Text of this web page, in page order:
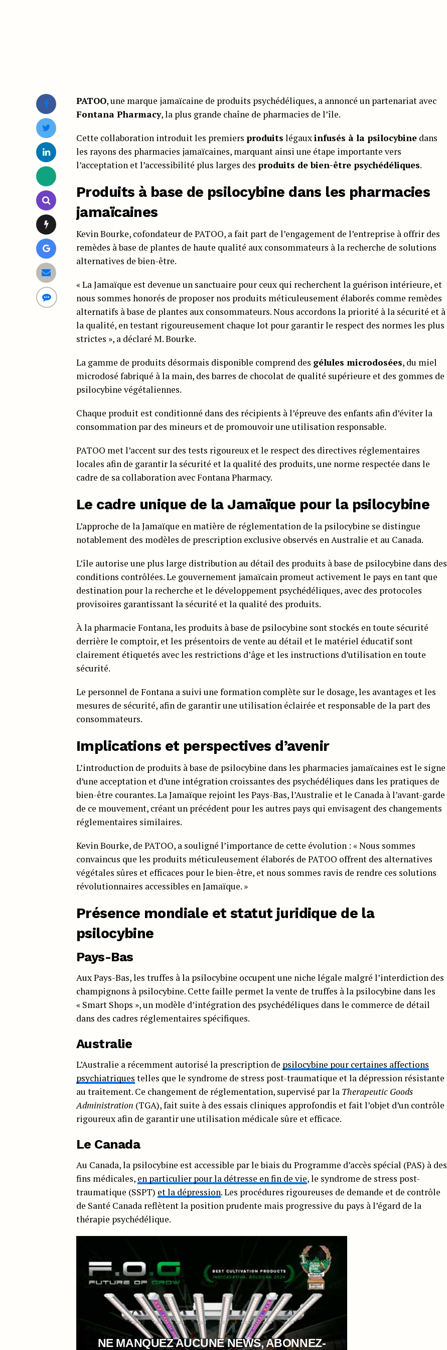
PATOO, une marque jamaïcaine de produits psychédéliques, a annoncé un partenariat avec
Fontana Pharmacy, la plus grande chaîne de pharmacies de l’île.
Cette collaboration introduit les premiers produits légauxinfusés à la psilocybine dans
les rayons des pharmacies jamaïcaines, marquant ainsi une étape importante vers
l’acceptation et l’accessibilité plus larges des produits de bien-être psychédéliques.
Produits à base de psilocybine dans les pharmacies
jamaïcaines
Kevin Bourke, cofondateur de PATOO, a fait part de l’engagement de l’entreprise à offrir des
remèdes à base de plantes de haute qualité aux consommateurs à la recherche de solutions
alternatives de bien-être.
« La Jamaïque est devenue un sanctuaire pour ceux qui recherchent la guérison intérieure, et
nous sommes honorés de proposer nos produits méticuleusement élaborés comme remèdes
alternatifs à base de plantes aux consommateurs. Nous accordons la priorité à la sécurité et à
la qualité, en testant rigoureusement chaque lot pour garantir le respect des normes les plus
strictes », a déclaré M. Bourke.
La gamme de produits désormais disponible comprend des gélules microdosées, du miel
microdosé fabriqué à la main, des barres de chocolat de qualité supérieure et des gommes de
psilocybine végétaliennes.
Chaque produit est conditionné dans des récipients à l’épreuve des enfants afin d’éviter la
consommation par des mineurs et de promouvoir une utilisation responsable.
PATOO met l’accent sur des tests rigoureux et le respect des directives réglementaires
locales afin de garantir la sécurité et la qualité des produits, une norme respectée dans le
cadre de sa collaboration avec Fontana Pharmacy.
Le cadre unique de la Jamaïque pour la psilocybine
L’approche de la Jamaïque en matière de réglementation de la psilocybine se distingue
notablement des modèles de prescription exclusive observés en Australie et au Canada.
L’île autorise une plus large distribution au détail des produits à base de psilocybine dans des
conditions contrôlées. Le gouvernement jamaïcain promeut activement le pays en tant que
destination pour la recherche et le développement psychédéliques, avec des protocoles
provisoires garantissant la sécurité et la qualité des produits.
À la pharmacie Fontana, les produits à base de psilocybine sont stockés en toute sécurité
derrière le comptoir, et les présentoirs de vente au détail et le matériel éducatif sont
clairement étiquetés avec les restrictions d’âge et les instructions d’utilisation en toute
sécurité.
Le personnel de Fontana a suivi une formation complète sur le dosage, les avantages et les
mesures de sécurité, afin de garantir une utilisation éclairée et responsable de la part des
consommateurs.
Implications et perspectives d’avenir
L’introduction de produits à base de psilocybine dans les pharmacies jamaïcaines est le signe
d’une acceptation et d’une intégration croissantes des psychédéliques dans les pratiques de
bien-être courantes. La Jamaïque rejoint les Pays-Bas, l’Australie et le Canada à l’avant-garde
de ce mouvement, créant un précédent pour les autres pays qui envisagent des changements
réglementaires similaires.
Kevin Bourke, de PATOO, a souligné l’importance de cette évolution : « Nous sommes
convaincus que les produits méticuleusement élaborés de PATOO offrent des alternatives
végétales sûres et efficaces pour le bien-être, et nous sommes ravis de rendre ces solutions
révolutionnaires accessibles en Jamaïque. »
Présence mondiale et statut juridique de la
psilocybine
Pays-Bas
Aux Pays-Bas, les truffes à la psilocybine occupent une niche légale malgré l’interdiction des
champignons à psilocybine. Cette faille permet la vente de truffes à la psilocybine dans les
« Smart Shops », un modèle d’intégration des psychédéliques dans le commerce de détail
dans des cadres réglementaires spécifiques.
Australie
L’Australie a récemment autorisé la prescription de psilocybine pour certaines affections
psychiatriques telles que le syndrome de stress post-traumatique et la dépression résistante
au traitement. Ce changement de réglementation, supervisé par la Therapeutic Goods
Administration (TGA), fait suite à des essais cliniques approfondis et fait l’objet d’un contrôle
rigoureux afin de garantir une utilisation médicale sûre et efficace.
Le Canada
Au Canada, la psilocybine est accessible par le biais du Programme d’accès spécial (PAS) à des
fins médicales, en particulier pour la détresse en fin de vie, le syndrome de stress post-
traumatique (SSPT) et la dépression. Les procédures rigoureuses de demande et de contrôle
de Santé Canada reflètent la position prudente mais progressive du pays à l’égard de la
thérapie psychédélique.
NE MANQUEZ AUCUNE NEWS, ABONNEZ-